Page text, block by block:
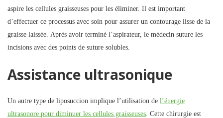
aspire les cellules graisseuses pour les éliminer. Il est important
d’effectuer ce processus avec soin pour assurer un contourage lisse de la
graisse laissée. Après avoir terminé l’aspirateur, le médecin suture les
incisions avec des points de suture solubles.
Assistance ultrasonique
Un autre type de liposuccion implique l’utilisation de l’énergie
ultrasonore pour diminuer les cellules graisseuses. Cette chirurgie est